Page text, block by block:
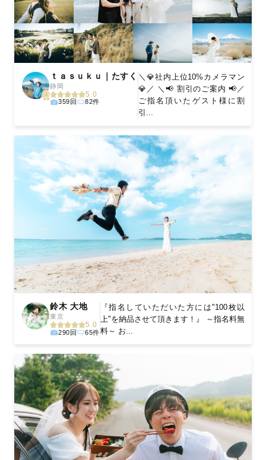
ｔａｓｕｋｕ｜たすく
静岡
5.0
359回 82件
＼💎社内上位10%カメラマン
💎／ ＼📢 割引のご案内 📢／
ご指名頂いたゲスト様に割
引...
鈴木 大地
東京
5.0
290回 65件
『指名していただいた方には"100枚以
上"を納品させて頂きます！』 ～指名料無
料～ お...